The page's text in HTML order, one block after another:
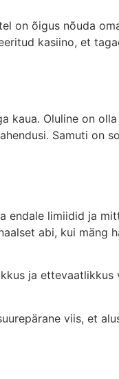
on õigus nõuda
kasiino, et
kaua. Oluline on
Samuti on
endale limiidid ja
abi, kui mäng
ja ettevaatlikkus
viis, et